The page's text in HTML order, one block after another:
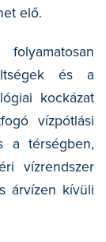
elő.
és a
kockázat
vízpótlási
a térségben,
vízrendszer
árvízen kívüli